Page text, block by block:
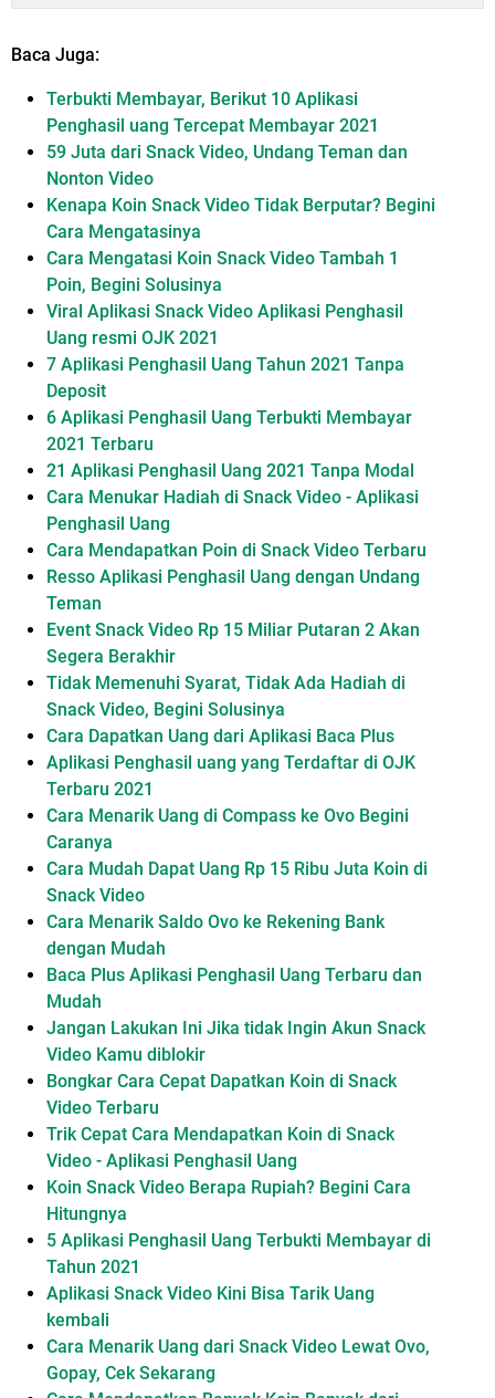
Baca Juga:
Terbukti Membayar, Berikut 10 Aplikasi
Penghasil uang Tercepat Membayar 2021
59 Juta dari Snack Video, Undang Teman dan
Nonton Video
Kenapa Koin Snack Video Tidak Berputar? Begini
Cara Mengatasinya
Cara Mengatasi Koin Snack Video Tambah 1
Poin, Begini Solusinya
Viral Aplikasi Snack Video Aplikasi Penghasil
Uang resmi OJK 2021
7 Aplikasi Penghasil Uang Tahun 2021 Tanpa
Deposit
6 Aplikasi Penghasil Uang Terbukti Membayar
2021 Terbaru
21 Aplikasi Penghasil Uang 2021 Tanpa Modal
Cara Menukar Hadiah di Snack Video - Aplikasi
Penghasil Uang
Cara Mendapatkan Poin di Snack Video Terbaru
Resso Aplikasi Penghasil Uang dengan Undang
Teman
Event Snack Video Rp 15 Miliar Putaran 2 Akan
Segera Berakhir
Tidak Memenuhi Syarat, Tidak Ada Hadiah di
Snack Video, Begini Solusinya
Cara Dapatkan Uang dari Aplikasi Baca Plus
Aplikasi Penghasil uang yang Terdaftar di OJK
Terbaru 2021
Cara Menarik Uang di Compass ke Ovo Begini
Caranya
Cara Mudah Dapat Uang Rp 15 Ribu Juta Koin di
Snack Video
Cara Menarik Saldo Ovo ke Rekening Bank
dengan Mudah
Baca Plus Aplikasi Penghasil Uang Terbaru dan
Mudah
Jangan Lakukan Ini Jika tidak Ingin Akun Snack
Video Kamu diblokir
Bongkar Cara Cepat Dapatkan Koin di Snack
Video Terbaru
Trik Cepat Cara Mendapatkan Koin di Snack
Video - Aplikasi Penghasil Uang
Koin Snack Video Berapa Rupiah? Begini Cara
Hitungnya
5 Aplikasi Penghasil Uang Terbukti Membayar di
Tahun 2021
Aplikasi Snack Video Kini Bisa Tarik Uang
kembali
Cara Menarik Uang dari Snack Video Lewat Ovo,
Gopay, Cek Sekarang